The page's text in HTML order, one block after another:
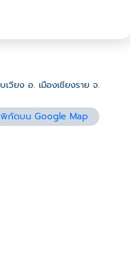
วียง อ. เมืองเชียงราย จ.
พิกัดบน Google Map